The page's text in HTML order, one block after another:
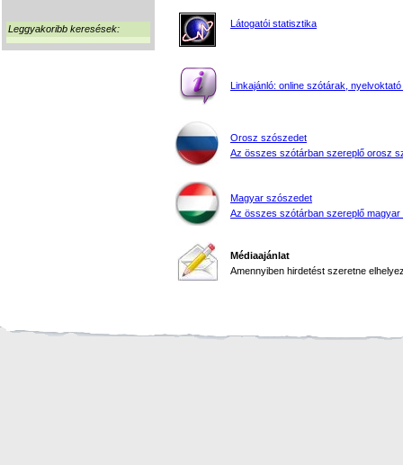
Leggyakoribb keresések: Látogatói statisztika
Linkajánló: online szótárak, nyelvoktató
Orosz szószedet
Az összes szótárban szereplő orosz
Magyar szószedet
Az összes szótárban szereplő magyar
Médiaajánlat
Amennyiben hirdetést szeretne